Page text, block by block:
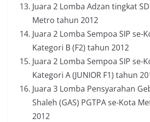
Juara 2 Lomba Adzan tingkat
Metro tahun 2012
Juara 2 Lomba Sempoa SIP se-
Kategori B (F2) tahun 2012
Juara 2 Lomba Sempoa SIP se-
Kategori A (JUNIOR F1) tahun
Juara 3 Lomba Pensyarahan
Shaleh (GAS) PGTPA se-Kota
2012